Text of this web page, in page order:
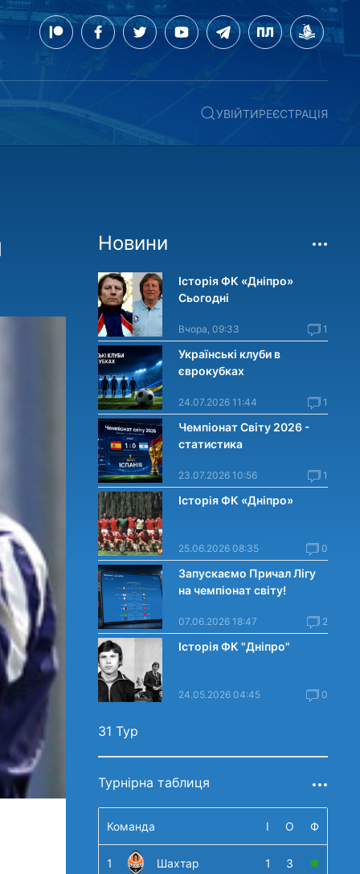
УВІЙТИРЕЄСТРАЦІЯ
Новини
Історія ФК «Дніпро»
Сьогодні
Вчора, 09:33 1
Українські клуби в
єврокубках
24.07.2026 11:44 1
Чемпіонат Світу 2026 -
статистика
23.07.2026 10:56 1
Історія ФК «Дніпро»
25.06.2026 08:35 0
Запускаємо Причал Лігу
на чемпіонат світу!
07.06.2026 18:47 2
Історія ФК "Дніпро"
24.05.2026 04:45 0
31 Тур
Турнірна таблиця
Команда І О Ф
1 Шахтар 1 3